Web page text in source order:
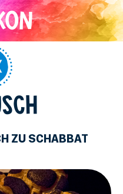
ZU SCHABBAT